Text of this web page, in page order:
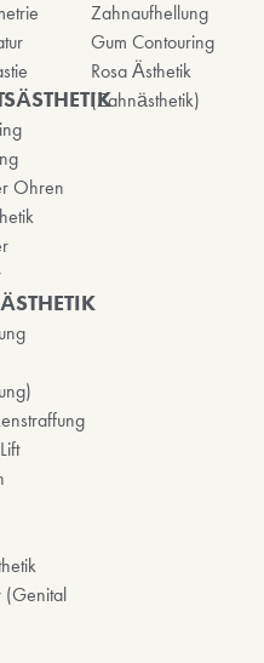
Ohren
(Genital
Zahnaufhellung
Gum Contouring
Rosa Ästhetik
(Zahnästhetik)